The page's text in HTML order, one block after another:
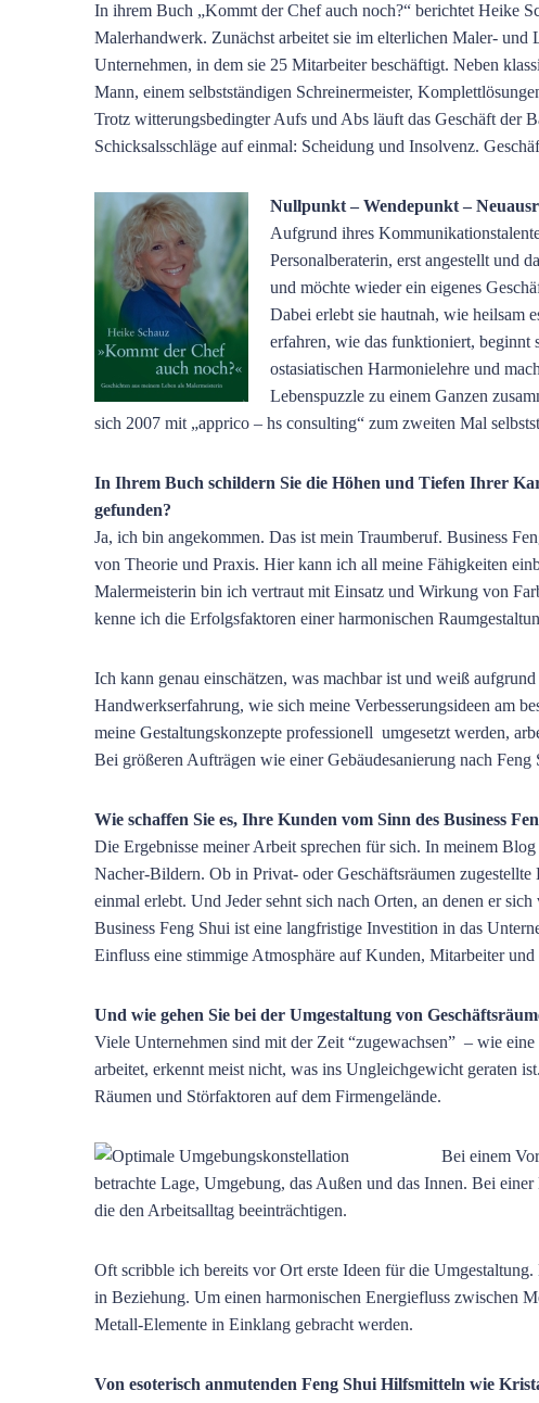
In ihrem Buch „Kommt der Chef auch noch?“ berichtet Heike
Malerhandwerk. Zunächst arbeitet sie im elterlichen Maler-
Unternehmen, in dem sie 25 Mitarbeiter beschäftigt. Neben
Mann, einem selbstständigen Schreinermeister,
Trotz witterungsbedingter Aufs und Abs läuft das Geschäft der
Schicksalsschläge auf einmal: Scheidung und Insolvenz.
Nullpunkt – Wendepunkt –
Aufgrund ihres
Personalberaterin, erst angestellt und
und möchte wieder ein eigenes
Dabei erlebt sie hautnah, wie heilsam
erfahren, wie das funktioniert,
ostasiatischen Harmonielehre und
Lebenspuzzle zu einem Ganzen
sich 2007 mit „apprico – hs consulting“ zum zweiten Mal
In Ihrem Buch schildern Sie die Höhen und Tiefen Ihrer
gefunden?
Ja, ich bin angekommen. Das ist mein Traumberuf. Business
von Theorie und Praxis. Hier kann ich all meine Fähigkeiten
Malermeisterin bin ich vertraut mit Einsatz und Wirkung von
kenne ich die Erfolgsfaktoren einer harmonischen
Ich kann genau einschätzen, was machbar ist und weiß
Handwerkserfahrung, wie sich meine Verbesserungsideen am
meine Gestaltungskonzepte professionell umgesetzt werden,
Bei größeren Aufträgen wie einer Gebäudesanierung nach
Wie schaffen Sie es, Ihre Kunden vom Sinn des Business
Die Ergebnisse meiner Arbeit sprechen für sich. In meinem
Nacher-Bildern. Ob in Privat- oder Geschäftsräumen
einmal erlebt. Und Jeder sehnt sich nach Orten, an denen er
Business Feng Shui ist eine langfristige Investition in das
Einfluss eine stimmige Atmosphäre auf Kunden, Mitarbeiter und
Und wie gehen Sie bei der Umgestaltung von
Viele Unternehmen sind mit der Zeit “zugewachsen” – wie
arbeitet, erkennt meist nicht, was ins Ungleichgewicht geraten
Räumen und Störfaktoren auf dem Firmengelände.
Bei einem
betrachte Lage, Umgebung, das Außen und das Innen. Bei
die den Arbeitsalltag beeinträchtigen.
Oft scribble ich bereits vor Ort erste Ideen für die
in Beziehung. Um einen harmonischen Energiefluss zwischen
Metall-Elemente in Einklang gebracht werden.
Von esoterisch anmutenden Feng Shui Hilfsmitteln wie